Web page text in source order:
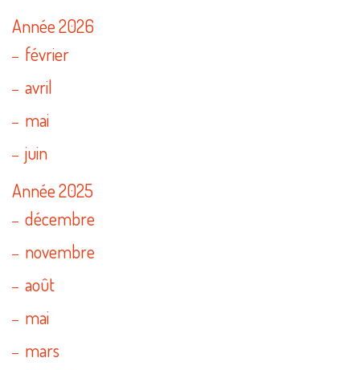
Année 2026
février
avril
mai
juin
Année 2025
décembre
novembre
août
mai
mars